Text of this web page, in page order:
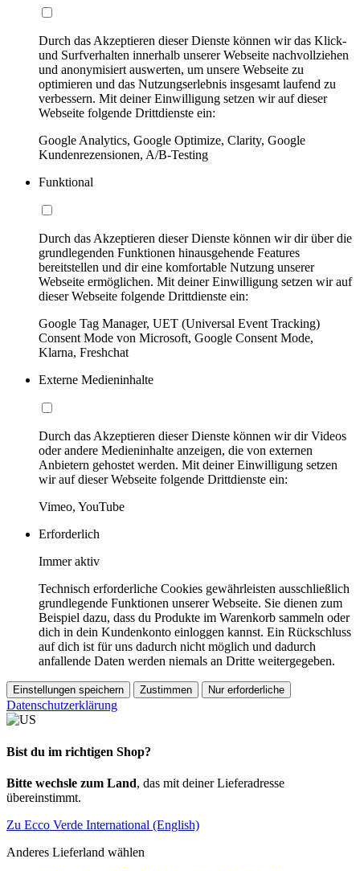
Durch das Akzeptieren dieser Dienste können wir das Klick-
und Surfverhalten innerhalb unserer Webseite nachvollziehen
und anonymisiert auswerten, um unsere Webseite zu
optimieren und das Nutzungserlebnis insgesamt laufend zu
verbessern. Mit deiner Einwilligung setzen wir auf dieser
Webseite folgende Drittdienste ein:
Google Analytics, Google Optimize, Clarity, Google
Kundenrezensionen, A/B-Testing
Funktional
Durch das Akzeptieren dieser Dienste können wir dir über die
grundlegenden Funktionen hinausgehende Features
bereitstellen und dir eine komfortable Nutzung unserer
Webseite ermöglichen. Mit deiner Einwilligung setzen wir auf
dieser Webseite folgende Drittdienste ein:
Google Tag Manager, UET (Universal Event Tracking)
Consent Mode von Microsoft, Google Consent Mode,
Klarna, Freshchat
Externe Medieninhalte
Durch das Akzeptieren dieser Dienste können wir dir Videos
oder andere Medieninhalte anzeigen, die von externen
Anbietern gehostet werden. Mit deiner Einwilligung setzen
wir auf dieser Webseite folgende Drittdienste ein:
Vimeo, YouTube
Erforderlich
Immer aktiv
Technisch erforderliche Cookies gewährleisten ausschließlich
grundlegende Funktionen unserer Webseite. Sie dienen zum
Beispiel dazu, dass du Produkte im Warenkorb sammeln oder
dich in dein Kundenkonto einloggen kannst. Ein Rückschluss
auf dich ist für uns dadurch nicht möglich und dadurch
anfallende Daten werden niemals an Dritte weitergegeben.
Einstellungen speichern Zustimmen Nur erforderliche
Datenschutzerklärung
Bist du im richtigen Shop?
Bitte wechsle zum Land, das mit deiner Lieferadresse
übereinstimmt.
Zu Ecco Verde International (English)
Anderes Lieferland wählen